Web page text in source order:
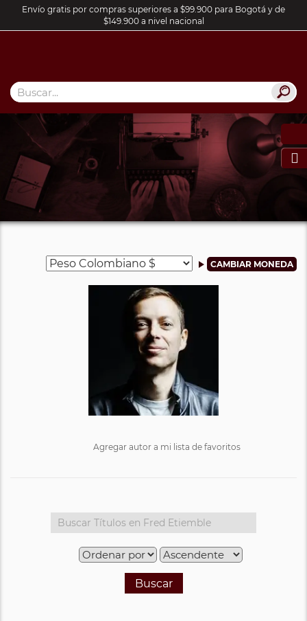
Envío gratis por compras superiores a $99.900 para Bogotá y de
$149.900 a nivel nacional

Agregar autor a mi lista de favoritos
Buscar